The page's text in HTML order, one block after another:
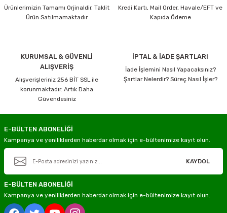
Ürünlerimizin Tamamı Orjinaldir. Taklit
Ürün Satılmamaktadır
Kredi Kartı, Mail Order, Havale/EFT ve
Kapıda Ödeme
KURUMSAL & GÜVENLİ
ALIŞVERİŞ
Alışverişleriniz 256 BİT SSL ile
korunmaktadır. Artık Daha
Güvendesiniz
İPTAL & İADE ŞARTLARI
İade İşlemini Nasıl Yapacaksınız?
Şartlar Nelerdir? Süreç Nasıl İşler?
E-BÜLTEN ABONELİĞİ
Kampanya ve yeniliklerden haberdar olmak için e-bültenimize kayıt olun.
KAYDOL
E-BÜLTEN ABONELİĞİ
Kampanya ve yeniliklerden haberdar olmak için e-bültenimize kayıt olun.